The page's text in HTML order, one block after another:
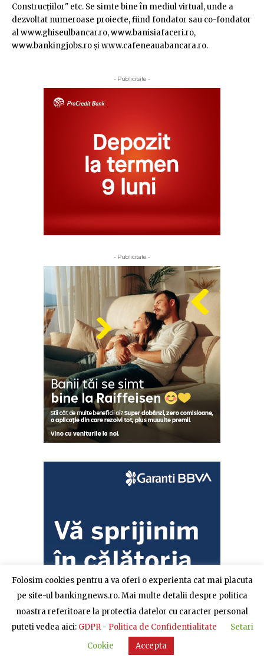
Construcţiilor" etc. Se simte bine în mediul virtual, unde a
dezvoltat numeroase proiecte, fiind fondator sau co-fondator
al www.ghiseulbancar.ro, www.banisiafaceri.ro,
www.bankingjobs.ro şi www.cafeneauabancara.ro.
- Publicitate -
- Publicitate -
Folosim cookies pentru a va oferi o experienta cat mai placuta
pe site-ul bankingnews.ro. Mai multe detalii despre politica
noastra referitoare la protectia datelor cu caracter personal
puteti vedea aici: GDPR - Politica de Confidentialitate
Setari
Cookie
Accepta